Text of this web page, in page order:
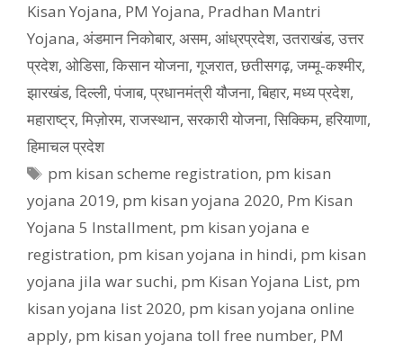
Kisan Yojana, PM Yojana, Pradhan Mantri
Yojana, अंडमान निकोबार, असम, आंध्रप्रदेश, उतराखंड, उत्तर
प्रदेश, ओडिसा, किसान योजना, गूजरात, छतीसगढ़, जम्मू-कश्मीर,
झारखंड, दिल्ली, पंजाब, प्रधानमंत्री यौजना, बिहार, मध्य प्रदेश,
महाराष्ट्र, मिज़ोरम, राजस्थान, सरकारी योजना, सिक्किम, हरियाणा,
हिमाचल प्रदेश
Tags
pm kisan scheme registration, pm kisan
yojana 2019, pm kisan yojana 2020, Pm Kisan
Yojana 5 Installment, pm kisan yojana e
registration, pm kisan yojana in hindi, pm kisan
yojana jila war suchi, pm Kisan Yojana List, pm
kisan yojana list 2020, pm kisan yojana online
apply, pm kisan yojana toll free number, PM